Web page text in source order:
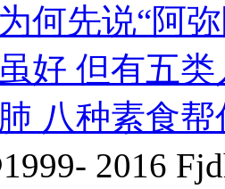
何先说“阿
好 但有五
八种素食帮
2016